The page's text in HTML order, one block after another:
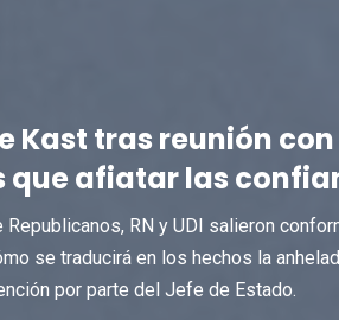
Kast tras reunión
que afiatar las
RN y UDI salieron
se traducirá en los hechos la
por parte del Jefe de Estado.